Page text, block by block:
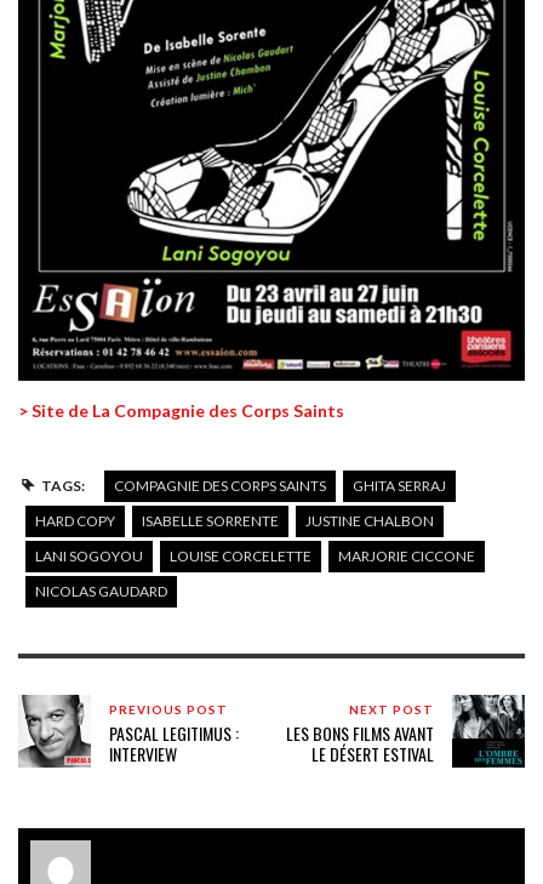
> Site de La Compagnie des Corps Saints
TAGS: COMPAGNIE DES CORPS SAINTS
GHITA SERRAJ
HARD COPY
ISABELLE SORRENTE
JUSTINE CHALBON
LANI SOGOYOU
LOUISE CORCELETTE
MARJORIE CICCONE
NICOLAS GAUDARD
PREVIOUS POST
PASCAL LEGITIMUS :
INTERVIEW
NEXT POST
LES BONS FILMS AVANT
LE DÉSERT ESTIVAL